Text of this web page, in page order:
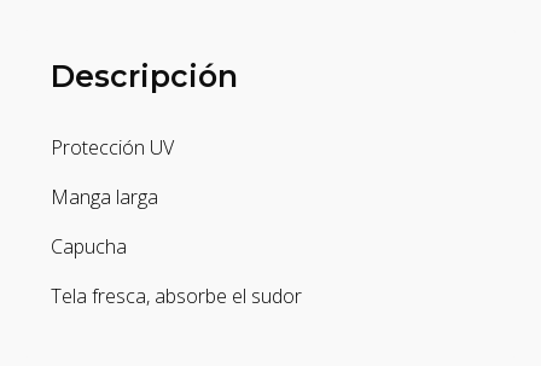
Descripción
Protección UV
Manga larga
Capucha
Tela fresca, absorbe el sudor